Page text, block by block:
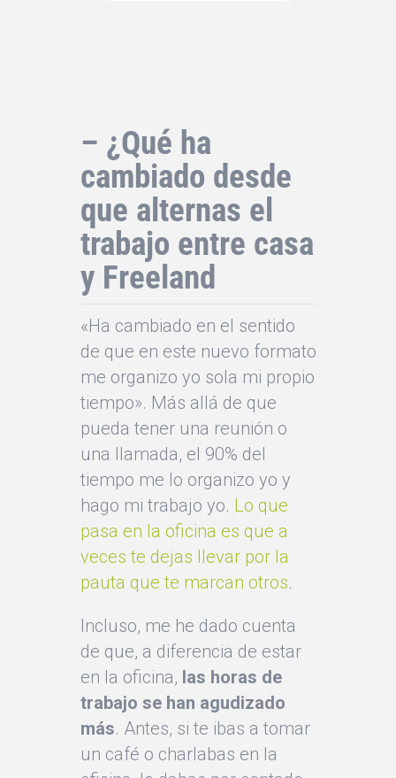
– ¿Qué ha
cambiado desde
que alternas el
trabajo entre casa
y Freeland
«Ha cambiado en el sentido
de que en este nuevo formato
me organizo yo sola mi propio
tiempo». Más allá de que
pueda tener una reunión o
una llamada, el 90% del
tiempo me lo organizo yo y
hago mi trabajo yo. Lo que
pasa en la oficina es que a
veces te dejas llevar por la
pauta que te marcan otros.
Incluso, me he dado cuenta
de que, a diferencia de estar
en la oficina, las horas de
trabajo se han agudizado
más. Antes, si te ibas a tomar
un café o charlabas en la